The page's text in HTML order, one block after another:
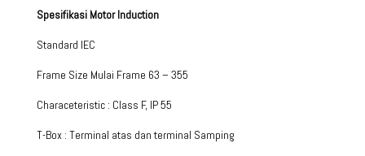
Spesifikasi Motor Induction
Standard IEC
Frame Size Mulai Frame 63 – 355
Characeteristic : Class F, IP 55
T-Box : Terminal atas dan terminal Samping